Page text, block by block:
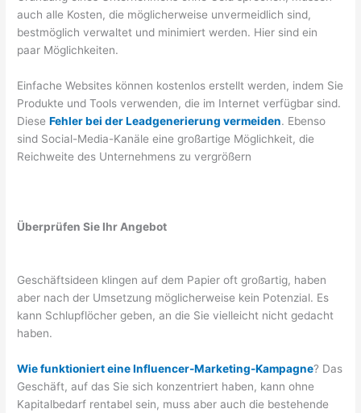
auch alle Kosten, die möglicherweise unvermeidlich sind,
bestmöglich verwaltet und minimiert werden. Hier sind ein
paar Möglichkeiten.
Einfache Websites können kostenlos erstellt werden, indem Sie
Produkte und Tools verwenden, die im Internet verfügbar sind.
DieseFehler bei der Leadgenerierung vermeiden. Ebenso
sind Social-Media-Kanäle eine großartige Möglichkeit, die
Reichweite des Unternehmens zu vergrößern
Überprüfen Sie Ihr Angebot
Geschäftsideen klingen auf dem Papier oft großartig, haben
aber nach der Umsetzung möglicherweise kein Potenzial. Es
kann Schlupflöcher geben, an die Sie vielleicht nicht gedacht
haben.
Wie funktioniert eine Influencer-Marketing-Kampagne? Das
Geschäft, auf das Sie sich konzentriert haben, kann ohne
Kapitalbedarf rentabel sein, muss aber auch die bestehende